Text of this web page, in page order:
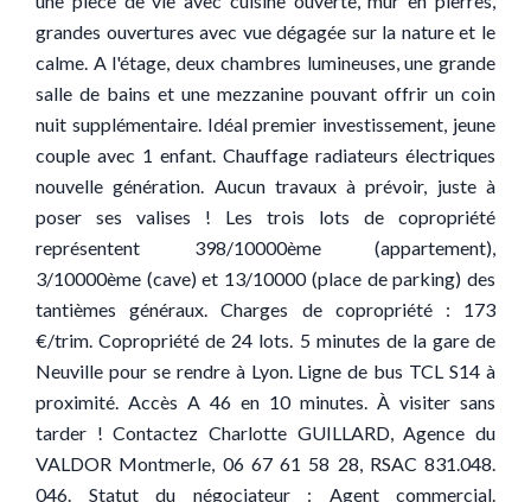
grandes ouvertures avec vue dégagée sur la nature et le
calme. A l'étage, deux chambres lumineuses, une grande
salle de bains et une mezzanine pouvant offrir un coin
nuit supplémentaire. Idéal premier investissement, jeune
couple avec 1 enfant. Chauffage radiateurs électriques
nouvelle génération. Aucun travaux à prévoir, juste à
poser ses valises ! Les trois lots de copropriété
représentent 398/10000ème (appartement),
3/10000ème (cave) et 13/10000 (place de parking) des
tantièmes généraux. Charges de copropriété : 173
€/trim. Copropriété de 24 lots. 5 minutes de la gare de
Neuville pour se rendre à Lyon. Ligne de bus TCL S14 à
proximité. Accès A 46 en 10 minutes. À visiter sans
tarder ! Contactez Charlotte GUILLARD, Agence du
VALDOR Montmerle, 06 67 61 58 28, RSAC 831.048.
046. Statut du négociateur : Agent commercial.